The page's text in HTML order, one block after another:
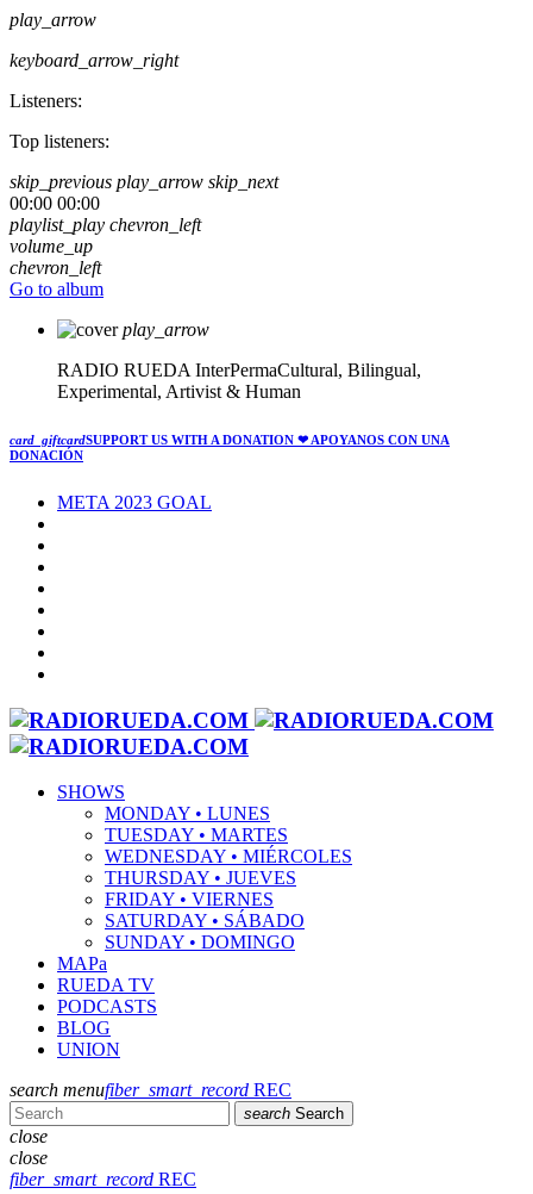
play_arrow
keyboard_arrow_right
Listeners:
Top listeners:
skip_previous play_arrow skip_next
00:00 00:00
playlist_play chevron_left
volume_up
chevron_left
Go to album
play_arrow
RADIO RUEDA InterPermaCultural, Bilingual,
Experimental, Artivist & Human
card_giftcardSUPPORT US WITH A DONATION ❤ APOYANOS CON UNA
DONACIÓN
META 2023 GOAL
SHOWS
MONDAY • LUNES
TUESDAY • MARTES
WEDNESDAY • MIÉRCOLES
THURSDAY • JUEVES
FRIDAY • VIERNES
SATURDAY • SÁBADO
SUNDAY • DOMINGO
MAPa
RUEDA TV
PODCASTS
BLOG
UNION
search menufiber_smart_record REC
search Search
close
close
fiber_smart_record REC